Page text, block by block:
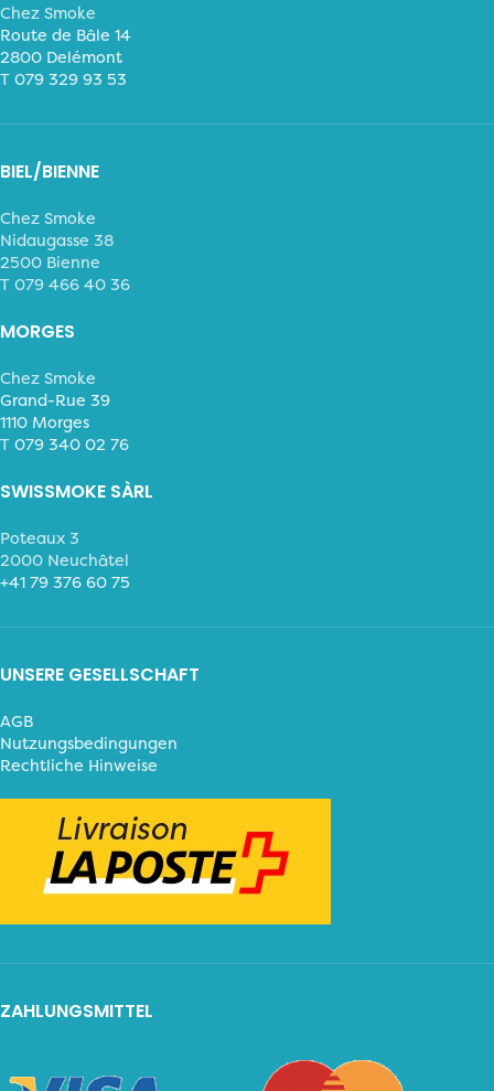
Chez Smoke
Route de Bâle 14
2800 Delémont
T 079 329 93 53
BIEL/BIENNE
Chez Smoke
Nidaugasse 38
2500 Bienne
T 079 466 40 36
MORGES
Chez Smoke
Grand-Rue 39
1110 Morges
T 079 340 02 76
SWISSMOKE SÀRL
Poteaux 3
2000 Neuchâtel
+41 79 376 60 75
UNSERE GESELLSCHAFT
AGB
Nutzungsbedingungen
Rechtliche Hinweise
ZAHLUNGSMITTEL